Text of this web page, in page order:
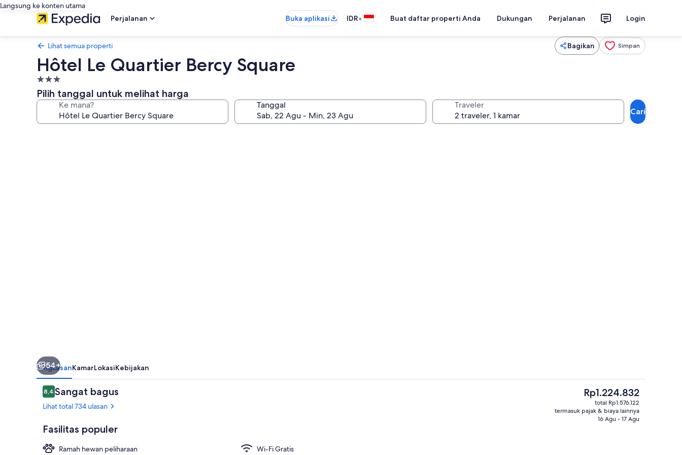
Langsung ke konten utama
Perjalanan
Buka aplikasi IDR• Buat daftar properti Anda Dukungan Perjalanan Login
Lihat semua properti Bagikan Simpan
Hôtel Le Quartier Bercy Square
Properti
bintang
3.0
Pilih tanggal untuk melihat harga
Ke mana? Tanggal Traveler
Cari
Lounge
54+
RingkasanKamarLokasiKebijakan
Ulasan
8,48,4 dari 10
Sangat bagus
Lihat total 734 ulasan
Fasilitas populer
Ramah hewan peliharaan
Wi-Fi Gratis
Harga
saat
ini
Rp1.224.832
Rp1.224.832
total Rp1.576.122
termasuk pajak & biaya lainnya
16 Agu - 17 Agu